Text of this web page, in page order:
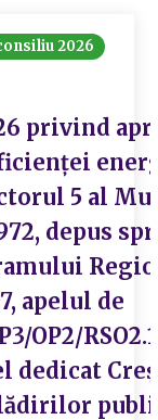
2026
privind
5 al
depus
apelul de
OP2/
dedicat